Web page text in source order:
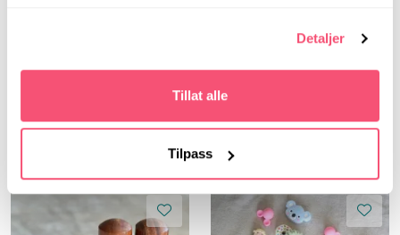
Detaljer
Tillat alle
Tilpass
(sett a 6 stk)
149,00